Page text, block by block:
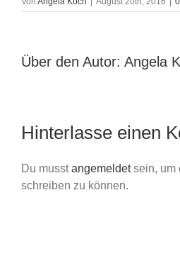
Über den Autor: Angela
Hinterlasse einen
Du musstangemeldetsein, um
schreiben zu können.